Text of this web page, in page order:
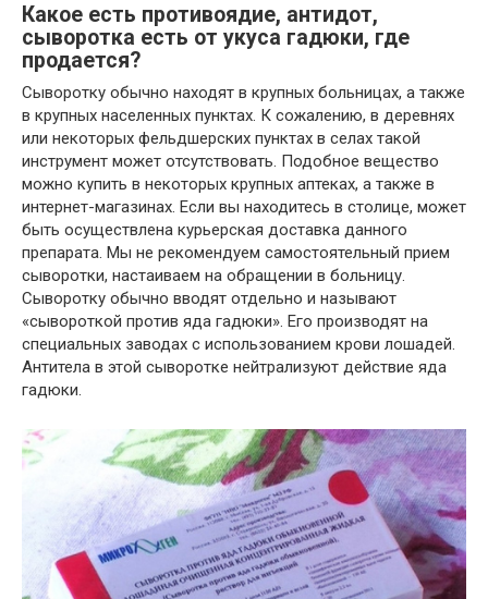
Какое есть противоядие, антидот,
сыворотка есть от укуса гадюки, где
продается?
Сыворотку обычно находят в крупных больницах, а также
в крупных населенных пунктах. К сожалению, в деревнях
или некоторых фельдшерских пунктах в селах такой
инструмент может отсутствовать. Подобное вещество
можно купить в некоторых крупных аптеках, а также в
интернет-магазинах. Если вы находитесь в столице, может
быть осуществлена ​​курьерская доставка данного
препарата. Мы не рекомендуем самостоятельный прием
сыворотки, настаиваем на обращении в больницу.
Сыворотку обычно вводят отдельно и называют
«сывороткой против яда гадюки». Его производят на
специальных заводах с использованием крови лошадей.
Антитела в этой сыворотке нейтрализуют действие яда
гадюки.